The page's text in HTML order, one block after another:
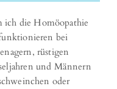
ich die Homöopathie
bei
rüstigen
und Männern
oder